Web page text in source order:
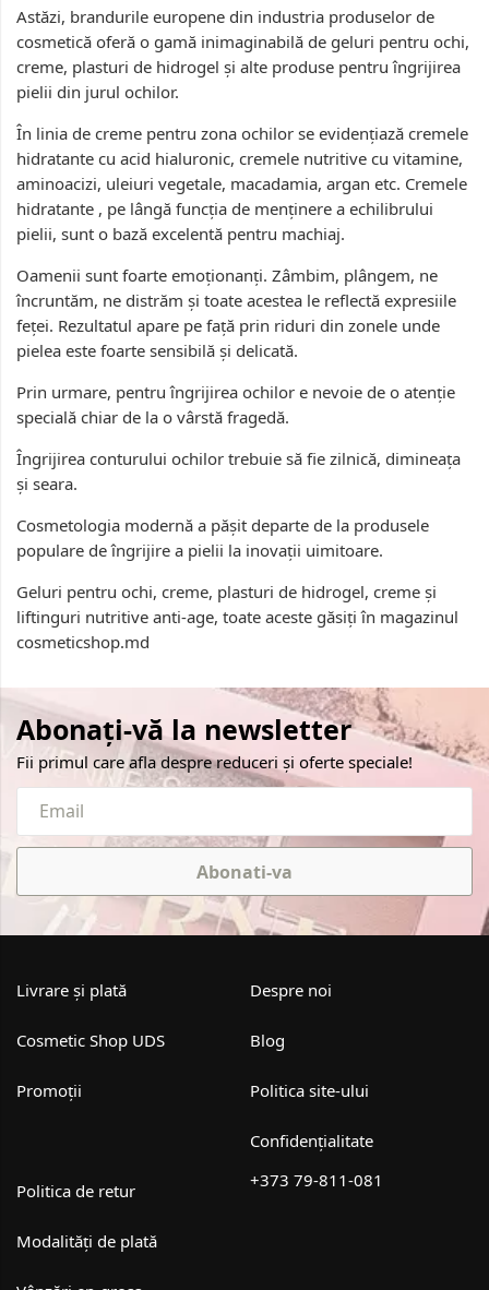
Astăzi, brandurile europene din industria produselor de
cosmetică oferă o gamă inimaginabilă de geluri pentru ochi,
creme, plasturi de hidrogel și alte produse pentru îngrijirea
pielii din jurul ochilor.
În linia de creme pentru zona ochilor se evidențiază cremele
hidratante cu acid hialuronic, cremele nutritive cu vitamine,
aminoacizi, uleiuri vegetale, macadamia, argan etc. Cremele
hidratante , pe lângă funcția de menținere a echilibrului
pielii, sunt o bază excelentă pentru machiaj.
Oamenii sunt foarte emoționanți. Zâmbim, plângem, ne
încruntăm, ne distrăm și toate acestea le reflectă expresiile
feței. Rezultatul apare pe față prin riduri din zonele unde
pielea este foarte sensibilă și delicată.
Prin urmare, pentru îngrijirea ochilor e nevoie de o atenție
specială chiar de la o vârstă fragedă.
Îngrijirea conturului ochilor trebuie să fie zilnică, dimineața
și seara.
Cosmetologia modernă a pășit departe de la produsele
populare de îngrijire a pielii la inovații uimitoare.
Geluri pentru ochi, creme, plasturi de hidrogel, creme și
liftinguri nutritive anti-age, toate aceste găsiți în magazinul
cosmeticshop.md
Abonați-vă la newsletter
Fii primul care afla despre reduceri și oferte speciale!
Abonati-va
Livrare și plată
Cosmetic Shop UDS
Promoții
Despre noi
Blog
Politica site-ului
Confidențialitate
Politica de retur
Modalități de plată
+373 79-811-081